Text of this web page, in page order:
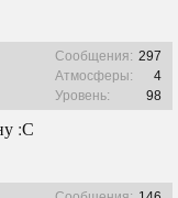
Сообщения: 297
Атмосферы:
4
Уровень:
98
:С